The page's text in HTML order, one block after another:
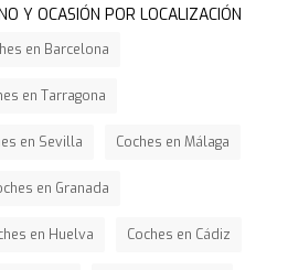
Y OCASIÓN POR LOCALIZACIÓN
en Barcelona
en Tarragona
en Sevilla Coches en Málaga
en Granada
en Huelva Coches en Cádiz